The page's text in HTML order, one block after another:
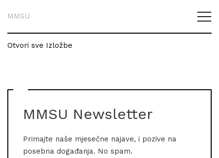
MMSU
Otvori sve Izložbe
MMSU Newsletter
Primajte naše mjesečne najave, i pozive na
posebna događanja. No spam.